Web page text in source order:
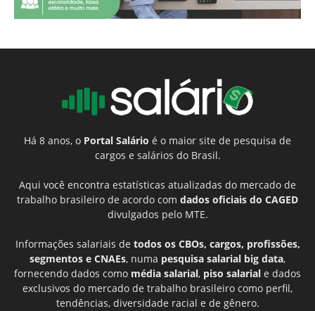
Há 8 anos, o Portal Salário é o maior site de pesquisa de
cargos e salários do Brasil.
Aqui você encontra estatísticas atualizadas do mercado de
trabalho brasileiro de acordo com dados oficiais do CAGED
divulgados pelo MTE.
Informações salariais de todos os CBOs, cargos, profissões,
segmentos e CNAEs, numa pesquisa salarial big data,
fornecendo dados como média salarial, piso salarial e dados
exclusivos do mercado de trabalho brasileiro como perfil,
tendências, diversidade racial e de gênero.